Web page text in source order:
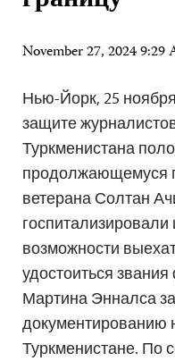
November 27, 2024 9:29
Нью-Йорк, 25
защите
Туркменистана
продолжающемуся
ветерана Солтан
возможности
удостоиться
Мартина Энналса
документированию
Туркменистане.